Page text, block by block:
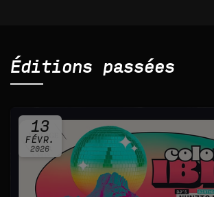
Éditions passées
13
FÉVR.
2026